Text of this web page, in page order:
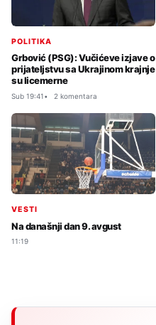
POLITIKA
Grbović (PSG): Vučićeve izjave o
prijateljstvu sa Ukrajinom krajnje
su licemerne
Sub 19:41 2 komentara
VESTI
Na današnji dan 9. avgust
11:19